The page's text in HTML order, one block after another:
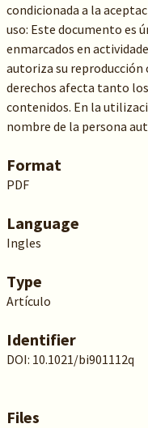
condicionada a la
uso: Este documento es
enmarcados en
autoriza su reproducción
derechos afecta tanto
contenidos. En la
nombre de la persona
Format
PDF
Language
Ingles
Type
Artículo
Identifier
DOI: 10.1021/bi901112q
Files